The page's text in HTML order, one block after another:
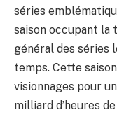
séries
saison occupant la
général des séries
temps. Cette
visionnages pour
milliard d’heures